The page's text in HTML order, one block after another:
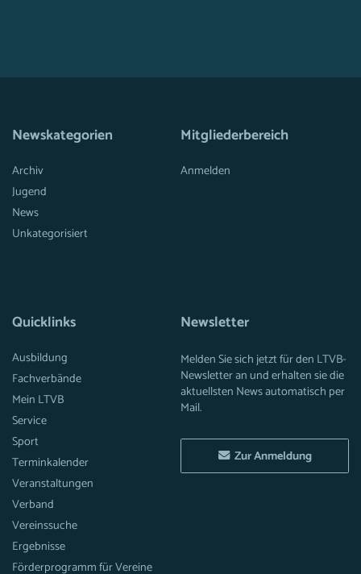
Newskategorien
Archiv
Jugend
News
Unkategorisiert
Mitgliederbereich
Anmelden
Quicklinks
Ausbildung
Fachverbände
Mein LTVB
Service
Sport
Terminkalender
Veranstaltungen
Verband
Vereinssuche
Ergebnisse
Förderprogramm für Vereine
Newsletter
Melden Sie sich jetzt für den LTVB-
Newsletter an und erhalten sie die
aktuellsten News automatisch per
Mail.
Zur Anmeldung